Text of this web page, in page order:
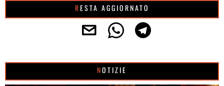
RESTA AGGIORNATO
NOTIZIE